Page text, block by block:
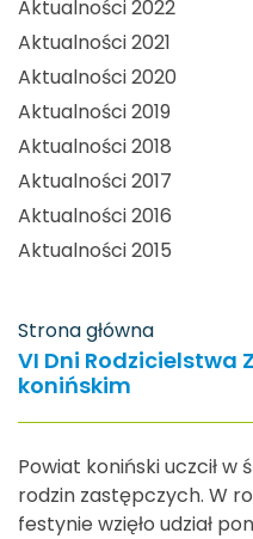
Aktualności 2022
Aktualności 2021
Aktualności 2020
Aktualności 2019
Aktualności 2018
Aktualności 2017
Aktualności 2016
Aktualności 2015
Strona główna
VI Dni Rodzicielstwa
konińskim
Powiat koniński uczcił
rodzin zastępczych. W
festynie wzięło udział